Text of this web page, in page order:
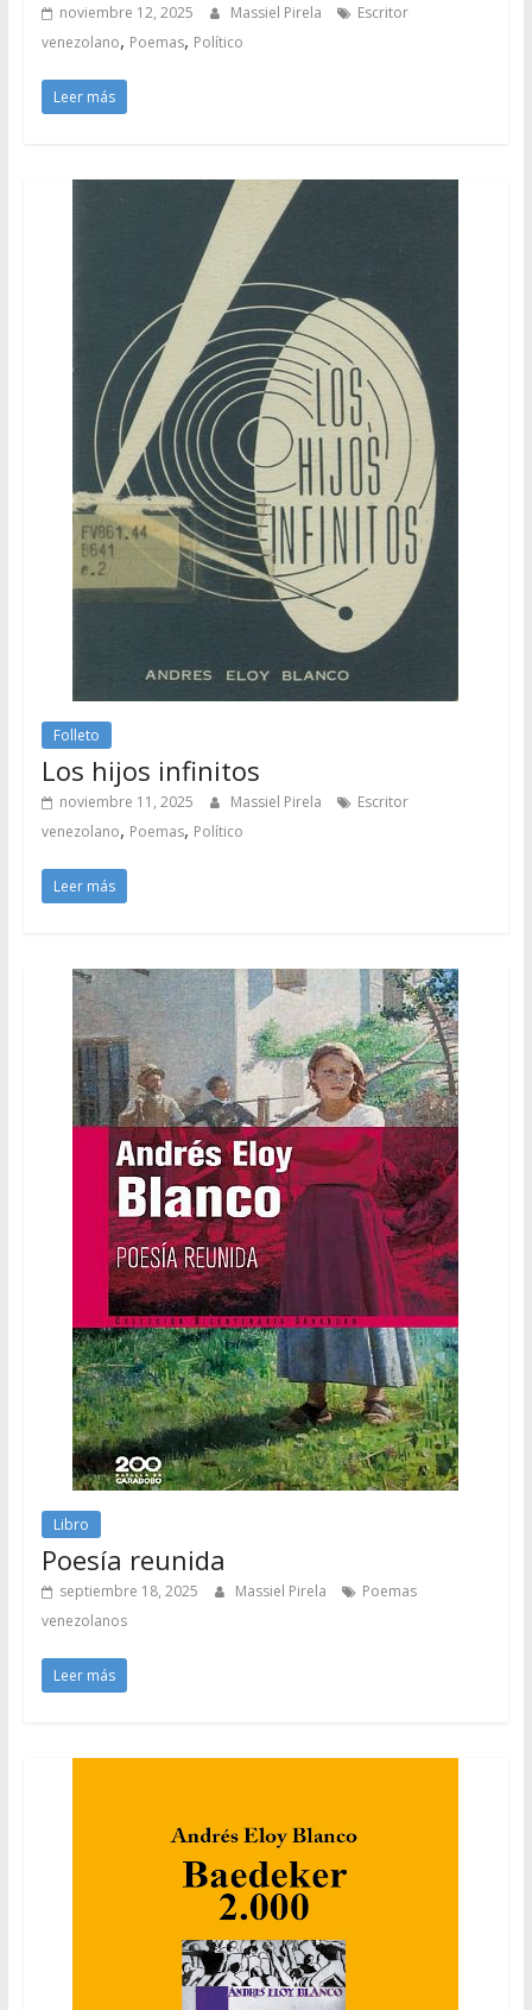
noviembre 12, 2025 Massiel Pirela
Escritor
venezolano, Poemas, Político
Leer más
Folleto
Los hijos infinitos
noviembre 11, 2025 Massiel Pirela
Escritor
venezolano, Poemas, Político
Leer más
Libro
Poesía reunida
septiembre 18, 2025 Massiel Pirela
Poemas
venezolanos
Leer más